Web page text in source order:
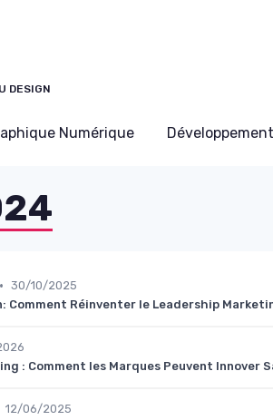
DESIGN
Numérique
• 30/10/2025
Comment Réinventer le Leadership
: Comment les Marques Peuvent Innover
12/06/2025